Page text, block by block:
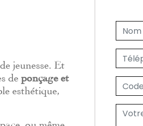
jeunesse. Et
de ponçage et
esthétique,
ou même